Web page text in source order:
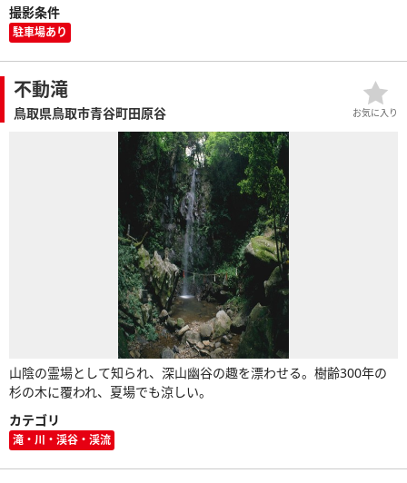
撮影条件
駐車場あり
不動滝
鳥取県鳥取市青谷町田原谷
山陰の霊場として知られ、深山幽谷の趣を漂わせる。樹齢300年の
杉の木に覆われ、夏場でも涼しい。
カテゴリ
滝・川・渓谷・渓流
お気に入り